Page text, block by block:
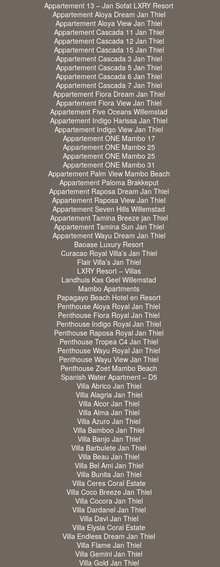
Appartement 13 – Jan Sofat LXRY Resort
Appartement Aloya Dream Jan Thiel
Appartement Aloya View Jan Thiel
Appartement Cascada 11 Jan Thiel
Appartement Cascada 12 Jan Thiel
Appartement Cascada 15 Jan Thiel
Appartement Cascada 3 Jan Thiel
Appartement Cascada 5 Jan Thiel
Appartement Cascada 6 Jan Thiel
Appartement Cascada 7 Jan Thiel
Appartement Fiora Dream Jan Thiel
Appartement Fiora View Jan Thiel
Appartement Five Oceans Willemstad
Appartement Indigo Harissa Jan Thiel
Appartement Indigo View Jan Thiel
Appartement ONE Mambo 17
Appartement ONE Mambo 25
Appartement ONE Mambo 25
Appartement ONE Mambo 31
Appartement Palm View Mambo Beach
Appartement Paloma Brakkeput
Appartement Raposa Dream Jan Thiel
Appartement Raposa View Jan Thiel
Appartement Seven Hills Willemstad
Appartement Tamina Breeze jan Thiel
Appartement Tamina Sun Jan Thiel
Appartement Wayu Dream Jan Thiel
Baoase Luxury Resort
Curacao Royal Villa’s Jan Thiel
Flair Villa’s Jan Thiel
LXRY Resort – Villas
Landhuis Kas Geel Willemstad
Mambo Apartments
Papagayo Beach Hotel en Resort
Penthouse Aloya Royal Jan Thiel
Penthouse Fiora Royal Jan Thiel
Penthouse Indigo Royal Jan Thiel
Penthouse Raposa Royal Jan Thiel
Penthouse Tropea C4 Jan Thiel
Penthouse Wayu Royal Jan Thiel
Penthouse Wayu View Jan Thiel
Penthouse Zoet Mambo Beach
Spanish Water Apartment – D5
Villa Abrico Jan Thiel
Villa Alagria Jan Thiel
Villa Alcor Jan Thiel
Villa Alma Jan Thiel
Villa Azuro Jan Thiel
Villa Bamboo Jan Thiel
Villa Banjo Jan Thiel
Villa Barbulete Jan Thiel
Villa Beau Jan Thiel
Villa Bel Ami Jan Thiel
Villa Bunita Jan Thiel
Villa Ceres Coral Estate
Villa Coco Breeze Jan Thiel
Villa Cocora Jan Thiel
Villa Dardanel Jan Thiel
Villa Davi Jan Thiel
Villa Elysia Coral Estate
Villa Endless Dream Jan Thiel
Villa Flame Jan Thiel
Villa Gemini Jan Thiel
Villa Gold Jan Thiel